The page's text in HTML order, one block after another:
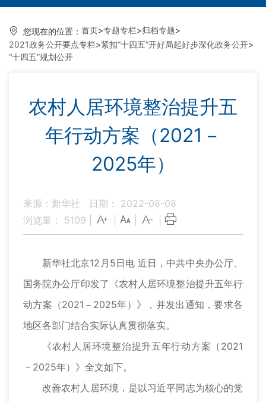
您现在的位置： 首页>专题专栏>归档专题>
2021政务公开要点专栏>紧扣“十四五”开好局起好步深化政务公开>
“十四五”规划公开
农村人居环境整治提升五
年行动方案（2021－
2025年）
来源：新华社
日期： 2022-08-08
浏览量： 5109
新华社北京12月5日电 近日，中共中央办公厅、
国务院办公厅印发了《农村人居环境整治提升五年行
动方案（2021－2025年）》，并发出通知，要求各
地区各部门结合实际认真贯彻落实。
《农村人居环境整治提升五年行动方案（2021
－2025年）》全文如下。
改善农村人居环境，是以习近平同志为核心的党